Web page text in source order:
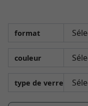
format
couleur
type de verre